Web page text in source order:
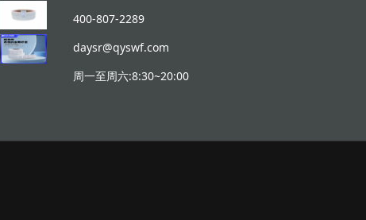
400-807-2289
daysr@qyswf.com
周一至周六:8:30~20:00